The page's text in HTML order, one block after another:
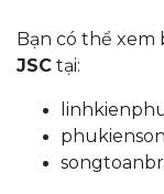
Bạn có thể xem
JSC tại: